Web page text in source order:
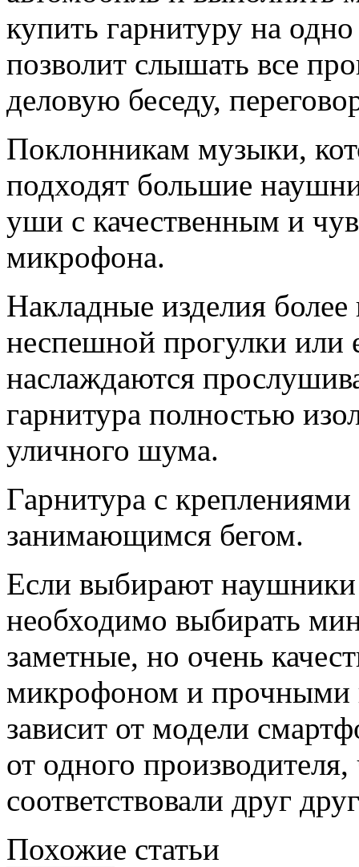
купить гарнитуру на
позволит слышать все
деловую беседу,
Поклонникам музыки,
подходят большие
уши с качественным и
микрофона.
Накладные изделия
неспешной прогулки или
наслаждаются
гарнитура полностью
уличного шума.
Гарнитура с
занимающимся бегом.
Если выбирают наушники
необходимо выбирать
заметные, но очень
микрофоном и прочными
зависит от модели
от одного
соответствовали друг
Похожие статьи